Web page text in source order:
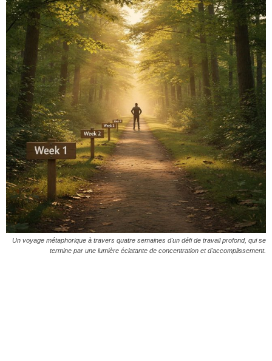
Un voyage métaphorique à travers quatre semaines d'un défi de travail profond, qui se
termine par une lumière éclatante de concentration et d'accomplissement.